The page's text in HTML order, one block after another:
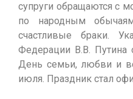
супруги обращаются с
по народным
счастливые браки.
Федерации В.В. Путина
День семьи, любви и
июля. Праздник стал